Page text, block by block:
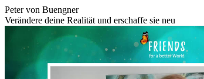
Peter von Buengner
Verändere deine Realität und erschaffe sie neu